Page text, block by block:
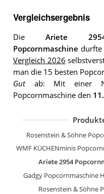
Vergleichsergebnis
Die Ariete 2954
Popcornmaschine durfte
Vergleich 2026
man die 15 besten
Gutab: Mit einer
Popcornmaschine den